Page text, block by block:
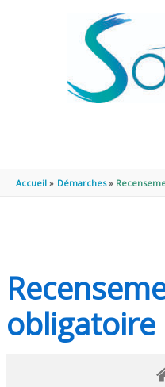
Accueil Démarches
obligatoire